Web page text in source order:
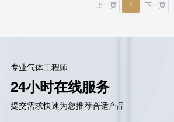
上一页 1 下一页
专业气体工程师
24小时在线服务
提交需求快速为您推荐合适产品